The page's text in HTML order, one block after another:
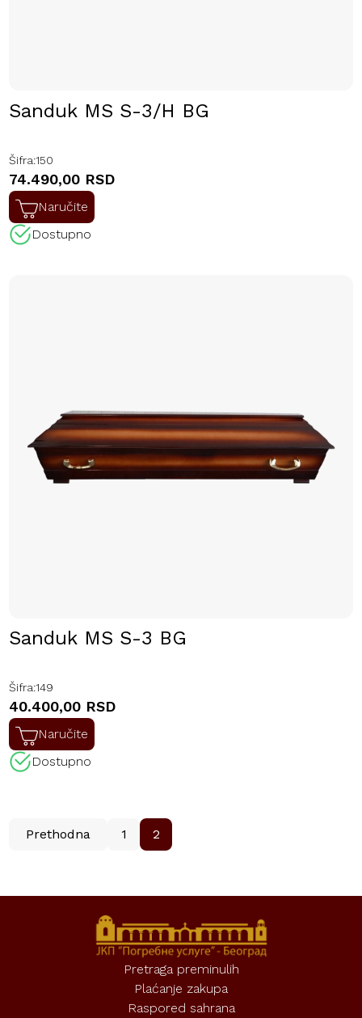
Sanduk MS S-3/H BG
Šifra:150
74.490,00 RSD
Naručite
Dostupno
Sanduk MS S-3 BG
Šifra:149
40.400,00 RSD
Naručite
Dostupno
Prethodna 1 2
Pretraga preminulih
Plaćanje zakupa
Raspored sahrana